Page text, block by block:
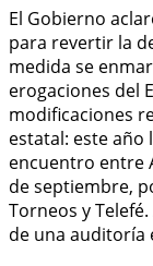
El Gobierno
para revertir la
medida se
erogaciones del
modificaciones
estatal: este año
encuentro entre
de septiembre,
Torneos y
de una auditoría